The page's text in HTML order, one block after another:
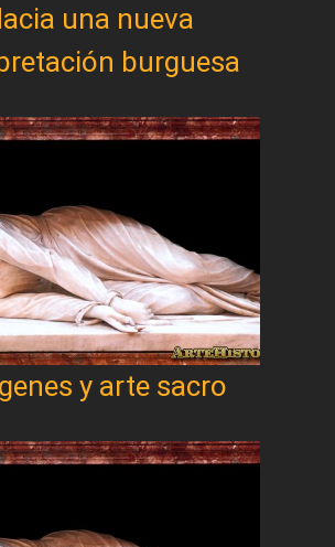
una nueva
burguesa
y arte sacro